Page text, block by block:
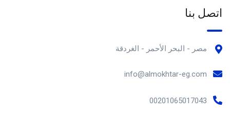
اتصل بنا
مصر - البحر الأحمر - الغردقة
info@almokhtar-eg.com
00201065017043